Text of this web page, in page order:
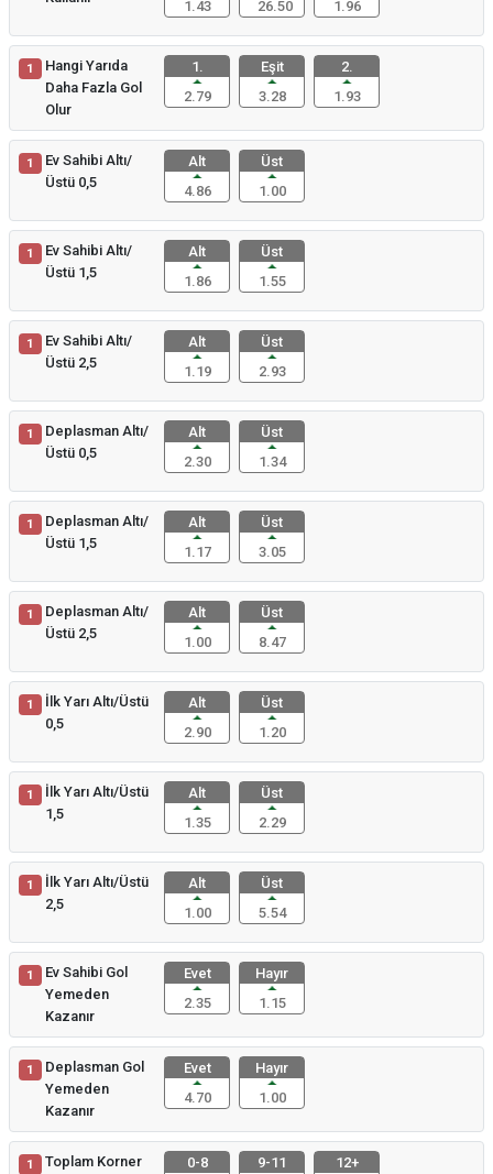
1.43 26.50 1.96
1
Hangi Yarıda
Daha Fazla Gol
Olur
1.
2.79
Eşit
3.28
2.
1.93
1
Ev Sahibi Altı/
Üstü 0,5
Alt
4.86
Üst
1.00
1
Ev Sahibi Altı/
Üstü 1,5
Alt
1.86
Üst
1.55
1
Ev Sahibi Altı/
Üstü 2,5
Alt
1.19
Üst
2.93
1
Deplasman Altı/
Üstü 0,5
Alt
2.30
Üst
1.34
1
Deplasman Altı/
Üstü 1,5
Alt
1.17
Üst
3.05
1
Deplasman Altı/
Üstü 2,5
Alt
1.00
Üst
8.47
1
İlk Yarı Altı/Üstü
0,5
Alt
2.90
Üst
1.20
1
İlk Yarı Altı/Üstü
1,5
Alt
1.35
Üst
2.29
1
İlk Yarı Altı/Üstü
2,5
Alt
1.00
Üst
5.54
1
Ev Sahibi Gol
Yemeden
Kazanır
Evet
2.35
Hayır
1.15
1
Deplasman Gol
Yemeden
Kazanır
Evet
4.70
Hayır
1.00
1
Toplam Korner
0-8
9-11
12+